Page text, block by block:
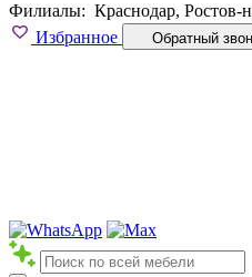
Филиалы: Краснодар, Ростов-
Избранное
Обратный